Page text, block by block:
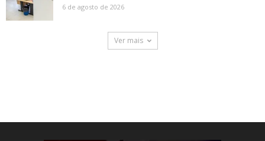
6 de agosto de 2026
Ver mais